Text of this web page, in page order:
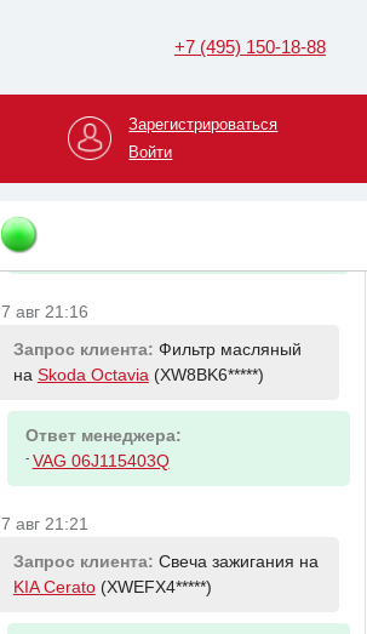
+7 (495) 150-18-88
Зарегистрироваться
Войти
Амортизатор
(X7LHSR*****)
передний Рено Duster F4R 4x4.1.6
16V K4M. 1.5dCi K9K
7 авг 21:16
Запрос клиента: Фильтр масляный
на Skoda Octavia (XW8BK6*****)
Ответ менеджера:
- VAG 06J115403Q
7 авг 21:21
Запрос клиента: Свеча зажигания на
KIA Cerato(XWEFX4*****)